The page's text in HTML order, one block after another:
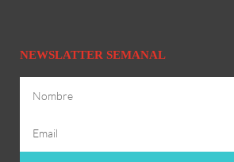
NEWSLATTER SEMANAL